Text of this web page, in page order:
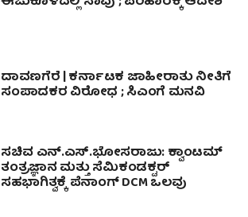
ದಾವಣಗೆರೆ | ಕರ್ನಾಟಕ ಜಾಹೀರಾತು ನೀತಿಗೆ
ಸಂಪಾದಕರ ವಿರೋಧ ; ಸಿಎಂಗೆ ಮನವಿ
ಸಚಿವ ಎನ್.ಎಸ್.ಭೋಸರಾಜು: ಕ್ವಾಂಟಮ್
ತಂತ್ರಜ್ಞಾನ ಮತ್ತು ಸೆಮಿಕಂಡಕ್ಟರ್
ಸಹಭಾಗಿತ್ವಕ್ಕೆ ಪೆನಾಂಗ್ DCM ಒಲವು